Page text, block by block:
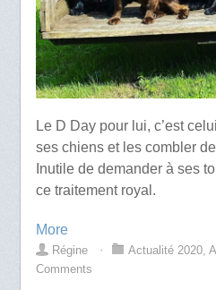
Le D Day pour lui, c’est
ses chiens et les combler
Inutile de demander à ses
ce traitement royal.
More
Régine ⋅ Actualité 2020,
Comments